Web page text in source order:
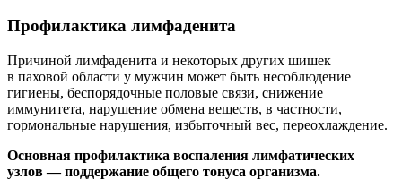
Профилактика лимфаденита
Причиной лимфаденита и некоторых других шишек
в паховой области у мужчин может быть несоблюдение
гигиены, беспорядочные половые связи, снижение
иммунитета, нарушение обмена веществ, в частности,
гормональные нарушения, избыточный вес, переохлаждение.
Основная профилактика воспаления лимфатических
узлов — поддержание общего тонуса организма.